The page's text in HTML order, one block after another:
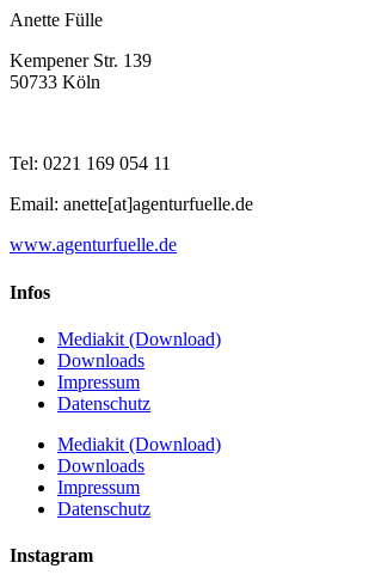
Anette Fülle
Kempener Str. 139
50733 Köln
Tel: 0221 169 054 11
Email: anette[at]agenturfuelle.de
www.agenturfuelle.de
Infos
Mediakit (Download)
Downloads
Impressum
Datenschutz
Mediakit (Download)
Downloads
Impressum
Datenschutz
Instagram